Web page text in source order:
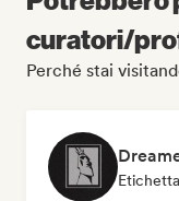
curatori/
Perché stai